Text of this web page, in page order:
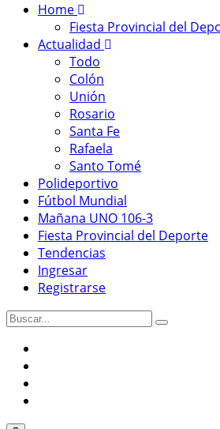
Home
Fiesta Provincial del
Actualidad
Todo
Colón
Unión
Rosario
Santa Fe
Rafaela
Santo Tomé
Polideportivo
Fútbol Mundial
Mañana UNO 106-3
Fiesta Provincial del Deporte
Tendencias
Ingresar
Registrarse